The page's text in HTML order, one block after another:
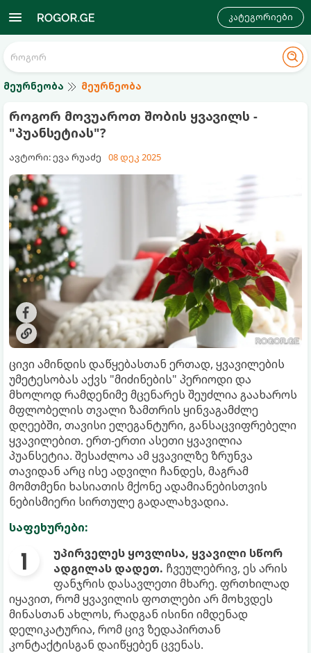
კატეგორიები
მეურნეობა მეურნეობა
როგორ მოვუაროთ შობის ყვავილს -
"პუანსეტიას"?
ავტორი: ევა რუაძე 08 დეკ 2025
ცივი ამინდის დაწყებასთან ერთად, ყვავილების
უმეტესობას აქვს "მიძინების" პერიოდი და
მხოლოდ რამდენიმე მცენარეს შეუძლია გაახაროს
მფლობელის თვალი ზამთრის ყინვაგამძლე
დღეებში, თავისი ელეგანტური, განსაცვიფრებელი
ყვავილებით. ერთ-ერთი ასეთი ყვავილია
პუანსეტია. შესაძლოა ამ ყვავილზე ზრუნვა
თავიდან არც ისე ადვილი ჩანდეს, მაგრამ
მომთმენი ხასიათის მქონე ადამიანებისთვის
ნებისმიერი სირთულე გადალახვადია.
საფეხურები:
უპირველეს ყოვლისა, ყვავილი სწორ
ადგილას დადეთ. ჩვეულებრივ, ეს არის
ფანჯრის დასავლეთი მხარე. ფრთხილად
იყავით, რომ ყვავილის ფოთლები არ მოხვდეს
მინასთან ახლოს, რადგან ისინი იმდენად
დელიკატურია, რომ ცივ ზედაპირთან
კონტაქტისგან დაიწყებენ ცვენას.